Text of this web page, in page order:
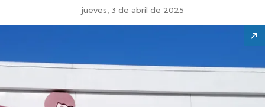
jueves, 3 de abril de 2025